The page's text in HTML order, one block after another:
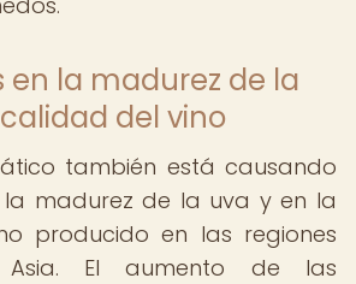
en la madurez de la
del vino
también está causando
la madurez de la uva y en la
producido en las regiones
El aumento de las